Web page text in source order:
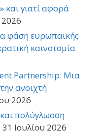
και γιατί αφορά
φάση ευρωπαϊκής
καινοτομία
Partnership: Μια
ανοιχτή
2026
πολύγλωσση
31 Ιουλίου 2026